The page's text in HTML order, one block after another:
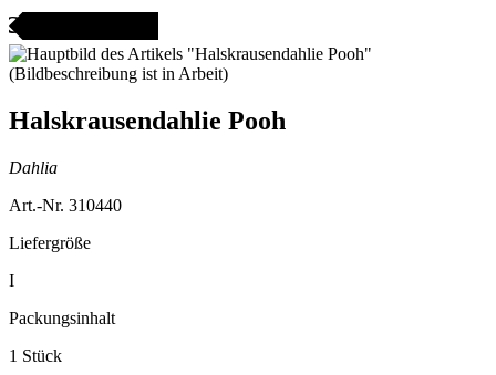
bestellbar
Halskrausendahlie Pooh
Dahlia
Art.-Nr. 310440
Liefergröße
I
Packungsinhalt
1 Stück